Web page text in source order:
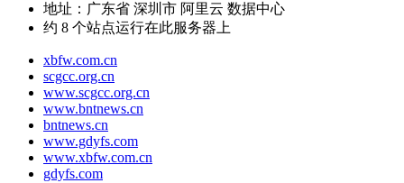
地址： 广东省 深圳市 阿里云 数据中心
约 8 个站点运行在此服务器上
xbfw.com.cn
scgcc.org.cn
www.scgcc.org.cn
www.bntnews.cn
bntnews.cn
www.gdyfs.com
www.xbfw.com.cn
gdyfs.com